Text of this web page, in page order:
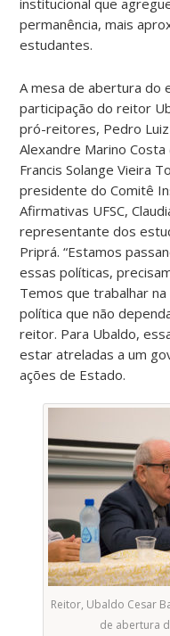
permanência, mais
estudantes.
A mesa de abertura do
participação do reitor
pró-reitores, Pedro
Alexandre Marino
Francis Solange Vieira
presidente do Comitê
Afirmativas UFSC,
representante dos
Priprá. “Estamos
essas políticas,
Temos que trabalhar
política que não
reitor. Para Ubaldo,
estar atreladas a um
ações de Estado.
Reitor, Ubaldo Cesar
de abertura